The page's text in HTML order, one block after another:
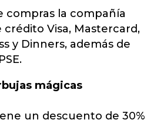
compras la compañía
Visa, Mastercard,
y Dinners, además de
mágicas
un descuento de 30%